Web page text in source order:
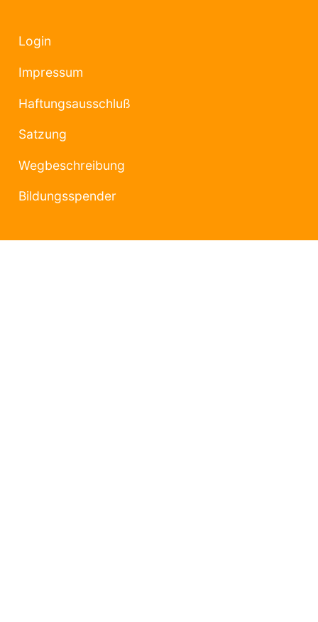
Login
Impressum
Haftungsausschluß
Satzung
Wegbeschreibung
Bildungsspender